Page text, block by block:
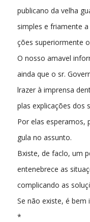
publicano da velha
simples e friamente
ções superiormente
O nosso amavel
ainda que o sr.
lrazer à imprensa
plas explicações dos
Por elas esperamos,
gula no assunto.
Bxiste, de faclo, um
entenebrece as
complicando as
Se não existe, é bem
*